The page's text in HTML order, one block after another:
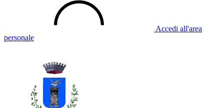
Accedi all'area
personale